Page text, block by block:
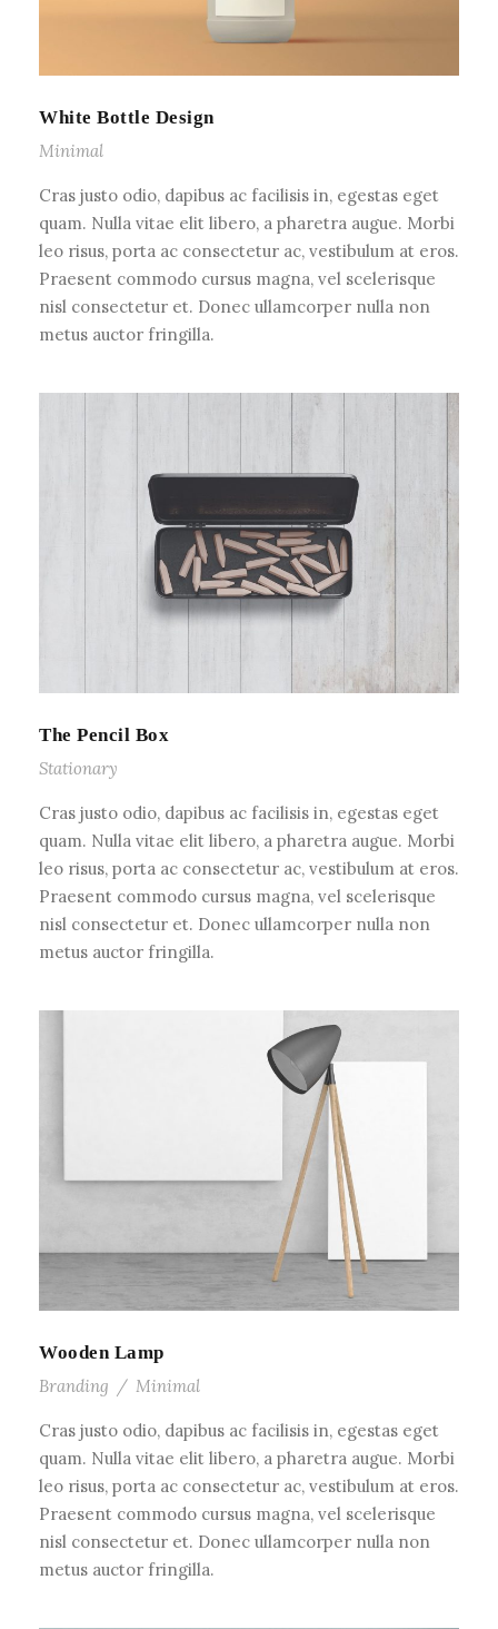
White Bottle Design
Minimal
Cras justo odio, dapibus ac facilisis in, egestas eget
quam. Nulla vitae elit libero, a pharetra augue. Morbi
leo risus, porta ac consectetur ac, vestibulum at eros.
Praesent commodo cursus magna, vel scelerisque
nisl consectetur et. Donec ullamcorper nulla non
metus auctor fringilla.
The Pencil Box
Stationary
Cras justo odio, dapibus ac facilisis in, egestas eget
quam. Nulla vitae elit libero, a pharetra augue. Morbi
leo risus, porta ac consectetur ac, vestibulum at eros.
Praesent commodo cursus magna, vel scelerisque
nisl consectetur et. Donec ullamcorper nulla non
metus auctor fringilla.
Wooden Lamp
Branding / Minimal
Cras justo odio, dapibus ac facilisis in, egestas eget
quam. Nulla vitae elit libero, a pharetra augue. Morbi
leo risus, porta ac consectetur ac, vestibulum at eros.
Praesent commodo cursus magna, vel scelerisque
nisl consectetur et. Donec ullamcorper nulla non
metus auctor fringilla.